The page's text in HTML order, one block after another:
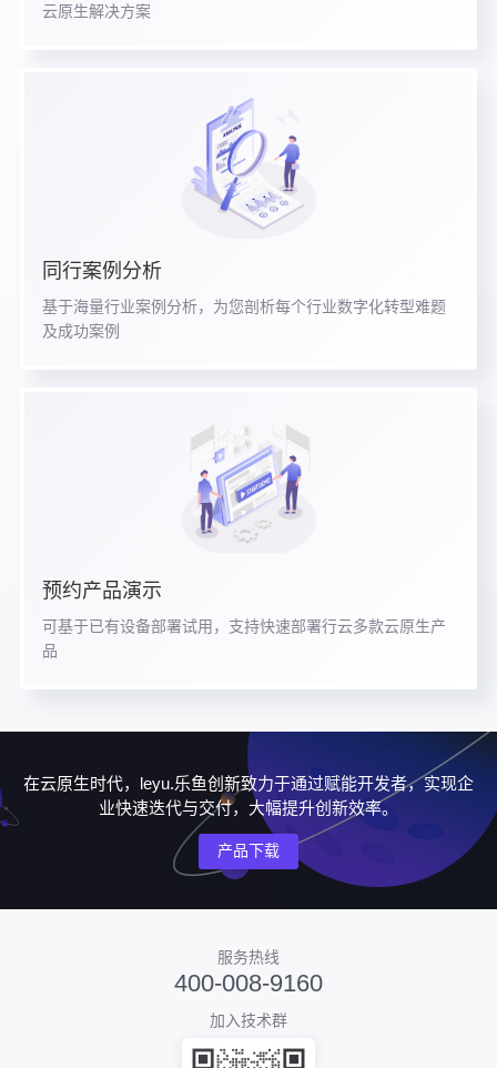
云原生解决方案
同行案例分析
基于海量行业案例分析，为您剖析每个行业数字化转型难题
及成功案例
预约产品演示
可基于已有设备部署试用，支持快速部署行云多款云原生产
品
在云原生时代，leyu.乐鱼创新致力于通过赋能开发者，实现企
业快速迭代与交付，大幅提升创新效率。
产品下载
服务热线
400-008-9160
加入技术群